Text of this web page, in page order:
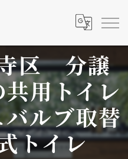
区 分譲
用トイレ
ルブ取替
トイレ